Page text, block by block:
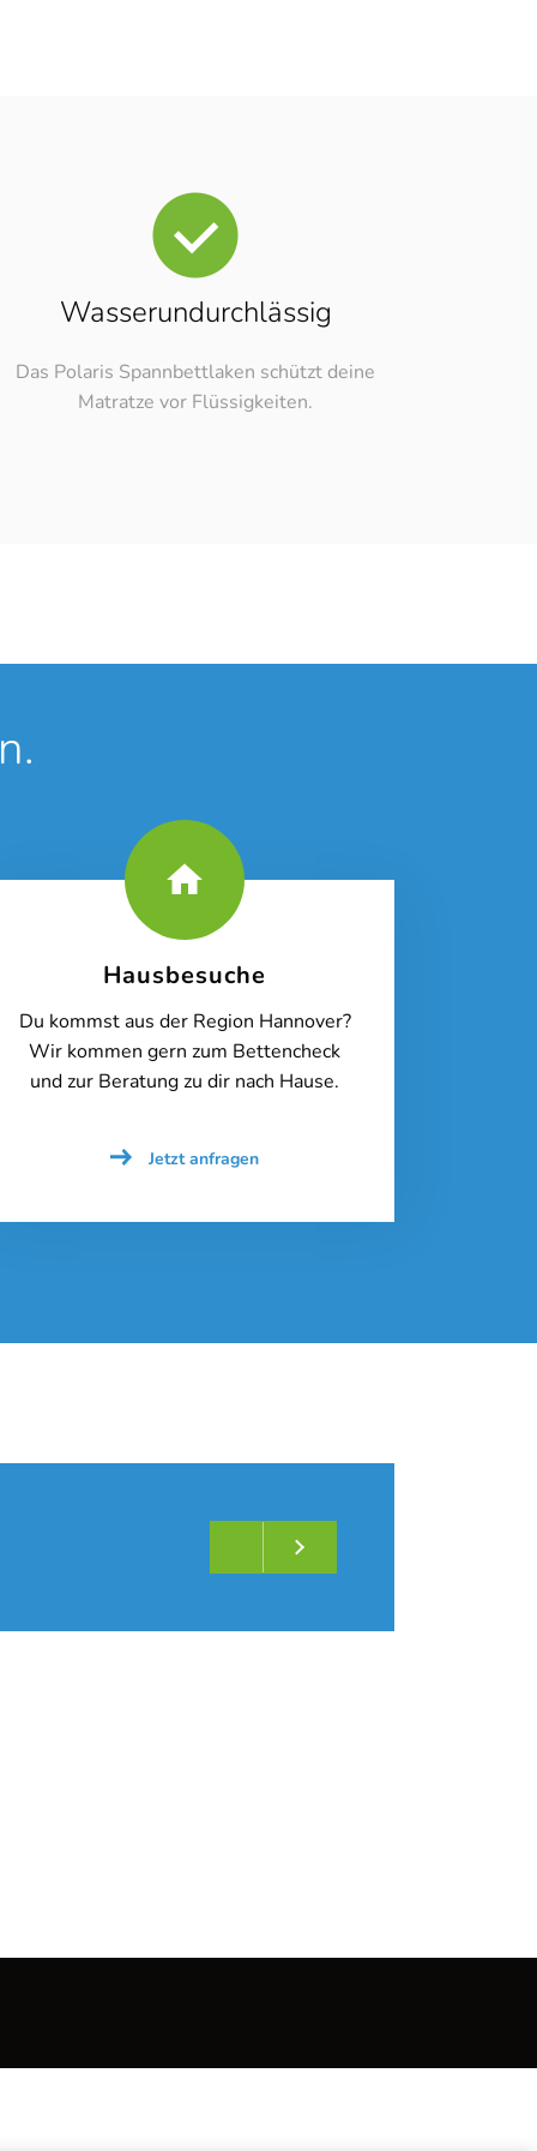
Wasserundurchlässig
Das Polaris Spannbettlaken schützt deine
Matratze vor Flüssigkeiten.
Hausbesuche
Du kommst aus der Region Hannover?
Wir kommen gern zum Bettencheck
und zur Beratung zu dir nach Hause.
Jetzt anfragen